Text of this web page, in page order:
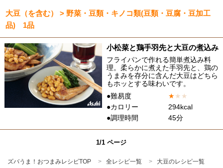
大豆（を含む） > 野菜・豆類・キノコ類(豆類・豆腐・豆加工
品) 1品
小松菜と鶏手羽先と大豆の煮込み
フライパンで作れる簡単煮込み料
理。柔らかに煮えた手羽先と、鶏の
うまみを存分に含んだ大豆はどちら
もホッとする味わいです。
●難易度
★★ ★
●カロリー
294kcal
●調理時間
45分
1/1 ページ
ズバうま！おつまみレシピTOP 全レシピ一覧
大豆のレシピ一覧